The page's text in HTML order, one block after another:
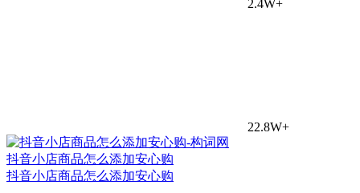
2.4W+
22.8W+
抖音小店商品怎么添加安心购
抖音小店商品怎么添加安心购